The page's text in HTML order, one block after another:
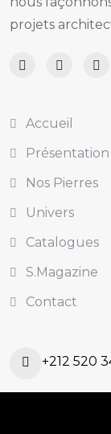
projets
Accueil
Présentation
Nos Pierres
Univers
Catalogues
S.Magazine
Contact
+212 520